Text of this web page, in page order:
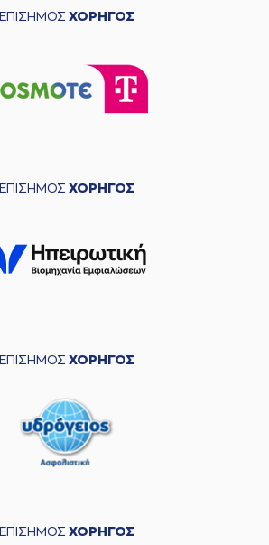
ΕΠΙΣΗΜΟΣ ΧΟΡΗΓΟΣ
ΕΠΙΣΗΜΟΣ ΧΟΡΗΓΟΣ
ΕΠΙΣΗΜΟΣ ΧΟΡΗΓΟΣ
ΕΠΙΣΗΜΟΣ ΧΟΡΗΓΟΣ